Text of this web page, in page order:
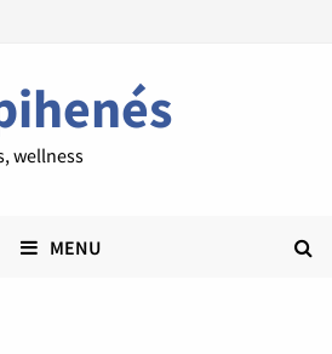
wellness
MENU